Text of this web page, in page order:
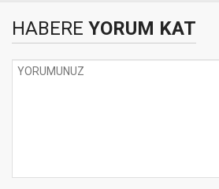
HABERE YORUM KAT